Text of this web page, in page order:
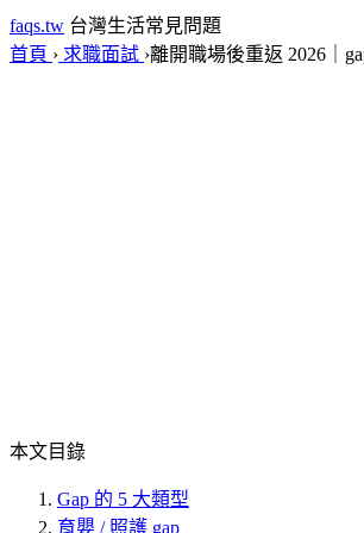
faqs.tw 台灣生活常見問題
首頁 › 求職面試 ›離開職場後重返 2026｜
本文目錄
Gap 的 5 大類型
育嬰 / 照護 gap